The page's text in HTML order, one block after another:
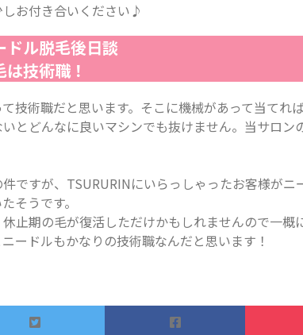
しお付き合いください♪
ドル脱毛後日談
は技術職！
技術職だと思います。そこに機械があって当てれ
とどんなに良いマシンでも抜けません。当サロン
ですが、TSURURINにいらっしゃったお客様が
そうです。
止期の毛が復活しただけかもしれませんので一概
ードルもかなりの技術職なんだと思います！